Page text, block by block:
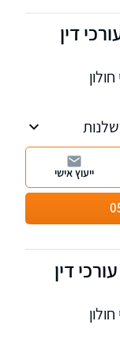
דין
כנגד
ביטוח
ייעוץ אישי
דין